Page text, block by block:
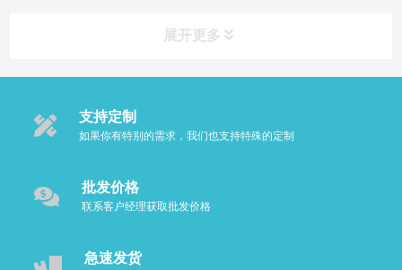
展开更多
支持定制
如果你有特别的需求，我们也支持特殊的定制
批发价格
联系客户经理获取批发价格
急速发货